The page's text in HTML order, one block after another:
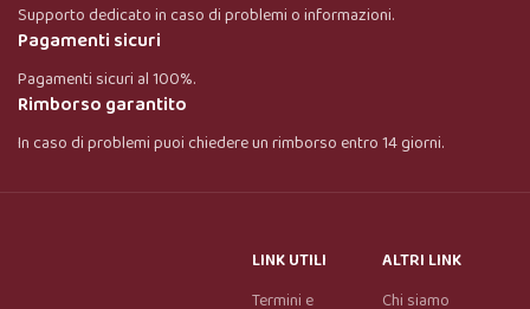
Supporto dedicato in caso di problemi o informazioni.
Pagamenti sicuri
Pagamenti sicuri al 100%.
Rimborso garantito
In caso di problemi puoi chiedere un rimborso entro 14 giorni.
LINK UTILI
Termini e
ALTRI LINK
Chi siamo